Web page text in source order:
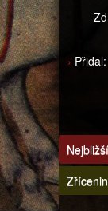
Přidal:
Nejbližší